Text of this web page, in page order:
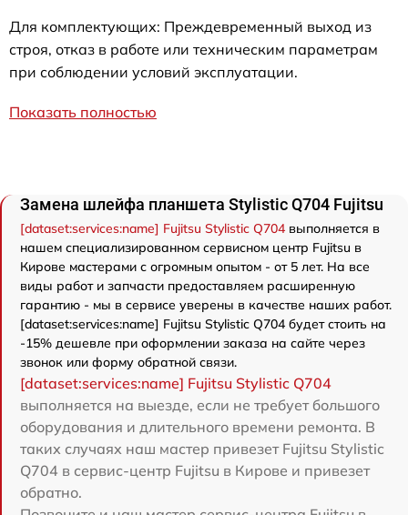
Для комплектующих: Преждевременный выход из
строя, отказ в работе или техническим параметрам
при соблюдении условий эксплуатации.
Показать полностью
Замена шлейфа планшета Stylistic Q704 Fujitsu
[dataset:services:name] Fujitsu Stylistic Q704 выполняется в
нашем специализированном сервисном центр Fujitsu в
Кирове мастерами с огромным опытом - от 5 лет. На все
виды работ и запчасти предоставляем расширенную
гарантию - мы в сервисе уверены в качестве наших работ.
[dataset:services:name] Fujitsu Stylistic Q704 будет стоить на
-15% дешевле при оформлении заказа на сайте через
звонок или форму обратной связи.
[dataset:services:name] Fujitsu Stylistic Q704
выполняется на выезде, если не требует большого
оборудования и длительного времени ремонта. В
таких случаях наш мастер привезет Fujitsu Stylistic
Q704 в сервис-центр Fujitsu в Кирове и привезет
обратно.